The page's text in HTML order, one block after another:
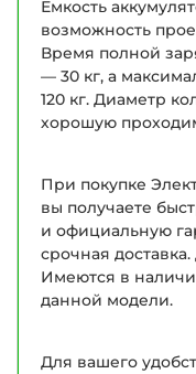
Емкость
возможность
Время полной
— 30 кг, а
120 кг. Диаметр
хорошую
При покупке
вы получаете
и официальную
срочная
Имеются в
данной модели.
Для вашего